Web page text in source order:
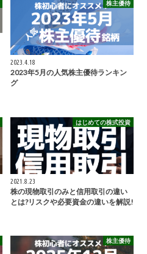
株主優待
2023.4.18
2023年5月の人気株主優待ランキン
グ
はじめての株式投資
2021.8.23
株の現物取引のみと信用取引の違い
とは?リスクや必要資金の違いを解説!
株主優待